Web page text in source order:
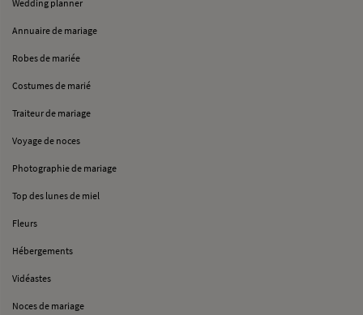
Wedding planner
Annuaire de mariage
Robes de mariée
Costumes de marié
Traiteur de mariage
Voyage de noces
Photographie de mariage
Top des lunes de miel
Fleurs
Hébergements
Vidéastes
Noces de mariage